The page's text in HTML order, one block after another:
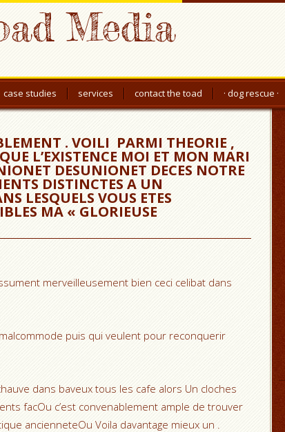
Media
case studies services contact the toad · dog rescue ·
. VOILI PARMI THEORIE ,
L’EXISTENCE MOI ET MON MARI
DESUNIONET DECES NOTRE
DISTINCTES A UN
LESQUELS VOUS ETES
MA « GLORIEUSE
merveilleusement bien ceci celibat dans
puis qui veulent pour reconquerir
dans baveux tous les cafe alors Un cloches
facOu c’est convenablement ample de trouver
ancienneteOu Voila davantage mieux un .